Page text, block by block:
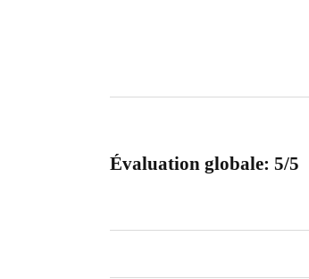
Évaluation globale: 5/5